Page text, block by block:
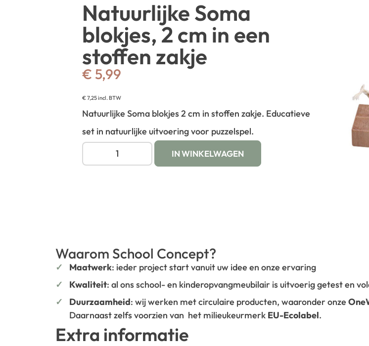
Natuurlijke Soma
blokjes, 2 cm in een
stoffen zakje
€ 5,99
€7,25incl. BTW
Natuurlijke Soma blokjes 2 cm in stoffen zakje. Educatieve
set in natuurlijke uitvoering voor puzzelspel.
IN WINKELWAGEN
Waarom School Concept?
Maatwerk: ieder project start vanuit uw idee en onze ervaring
Kwaliteit: al ons school- en kinderopvangmeubilair is uitvoerig getest en
Duurzaamheid: wij werken met circulaire producten, waaronder onze
Daarnaast zelfs voorzien van het milieukeurmerk EU-Ecolabel.
Extra informatie